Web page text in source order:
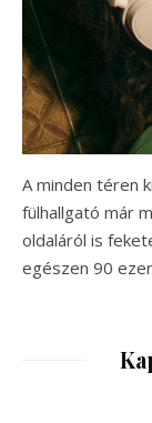
A minden téren
fülhallgató már
oldaláról is
egészen 90